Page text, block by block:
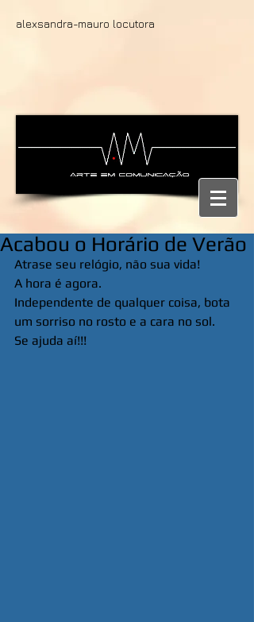
alexsandra-mauro locutora
Acabou o Horário de Verão
Atrase seu relógio, não sua vida!
A hora é agora.
Independente de qualquer coisa, bota
um sorriso no rosto e a cara no sol.
Se ajuda aí!!!